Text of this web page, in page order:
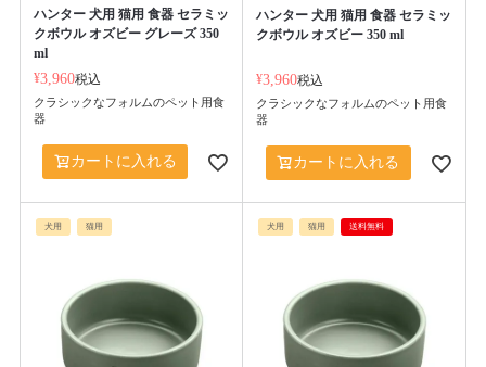
ハンター 犬用 猫用 食器 セラミッ
クボウル オズビー グレーズ 350
ml
¥3,960税込
クラシックなフォルムのペット用食
器
カートに入れる
ハンター 犬用 猫用 食器 セラミッ
クボウル オズビー 350 ml
¥3,960税込
クラシックなフォルムのペット用食
器
カートに入れる
犬用 猫用 犬用 猫用 送料無料